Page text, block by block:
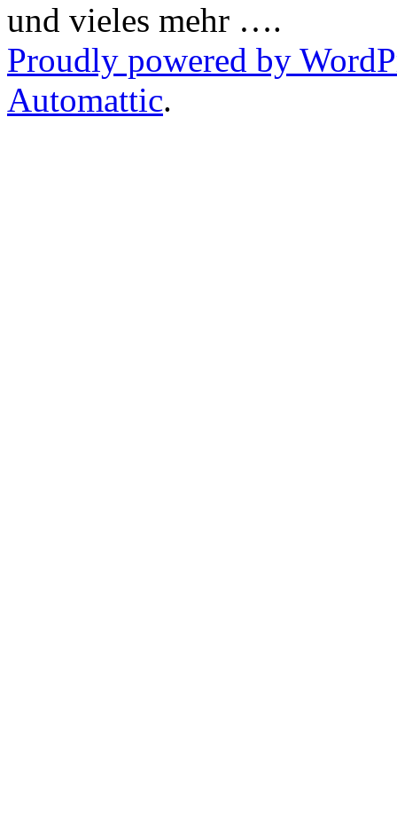
und vieles mehr ….
Proudly powered by
Automattic.